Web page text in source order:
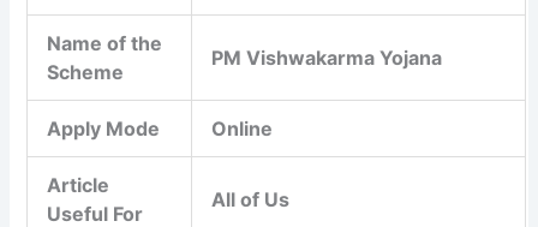
Name of the
Scheme
PM Vishwakarma Yojana
Apply Mode Online
Article
Useful For
All of Us